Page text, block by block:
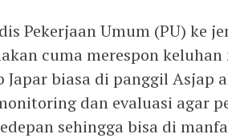
Pekerjaan Umum (PU) ke
cuma merespon
Japar biasa di panggil Asjap
dan evaluasi agar
sehingga bisa di